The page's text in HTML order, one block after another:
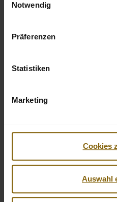
Notwendig
Präferenzen
Statistiken
Marketing
Cookies
Auswahl